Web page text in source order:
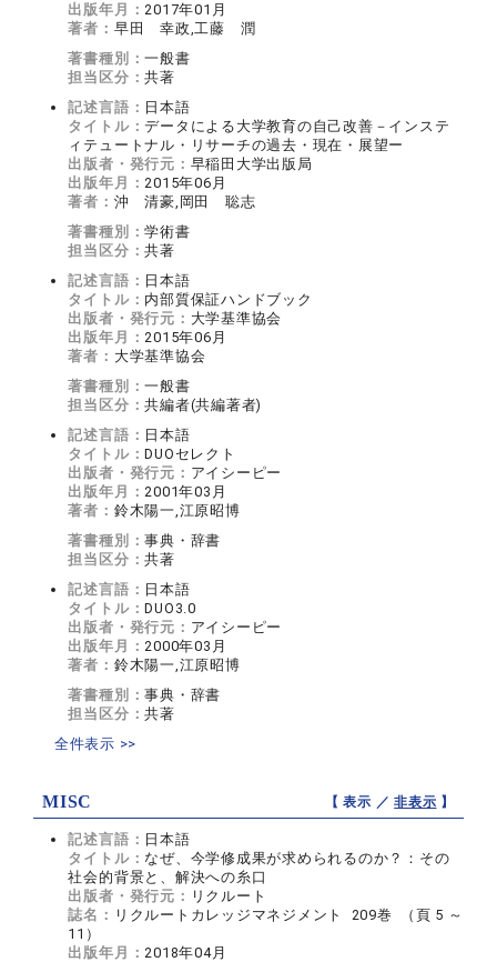
出版年月：2017年01月
著者： 早田 幸政,工藤 潤
著書種別：一般書
担当区分：共著
記述言語： 日本語
タイトル：データによる大学教育の自己改善－インステ
ィテュートナル・リサーチの過去・現在・展望ー
出版者・発行元： 早稲田大学出版局
出版年月：2015年06月
著者： 沖 清豪,岡田 聡志
著書種別：学術書
担当区分：共著
記述言語： 日本語
タイトル： 内部質保証ハンドブック
出版者・発行元： 大学基準協会
出版年月：2015年06月
著者： 大学基準協会
著書種別：一般書
担当区分：共編者(共編著者)
記述言語： 日本語
タイトル：DUOセレクト
出版者・発行元： アイシーピー
出版年月：2001年03月
著者： 鈴木陽一,江原昭博
著書種別：事典・辞書
担当区分：共著
記述言語： 日本語
タイトル：DUO3.0
出版者・発行元： アイシーピー
出版年月：2000年03月
著者： 鈴木陽一,江原昭博
著書種別：事典・辞書
担当区分：共著
全件表示 >>
MISC 【 表示 ／非表示 】
記述言語： 日本語
タイトル： なぜ、今学修成果が求められるのか？：その
社会的背景と、解決への糸口
出版者・発行元： リクルート
誌名： リクルートカレッジマネジメント 209巻 （頁 5 ～
11）
出版年月：2018年04月